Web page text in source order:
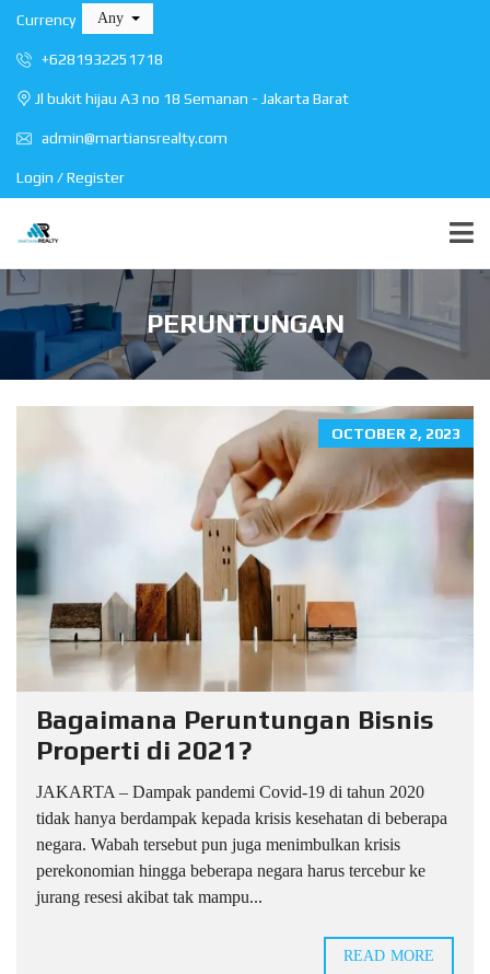
Currency Any
+6281932251718
Jl bukit hijau A3 no 18 Semanan - Jakarta Barat
admin@martiansrealty.com
Login / Register
PERUNTUNGAN
OCTOBER 2, 2023
Bagaimana Peruntungan Bisnis
Properti di 2021?
JAKARTA – Dampak pandemi Covid-19 di tahun 2020
tidak hanya berdampak kepada krisis kesehatan di beberapa
negara. Wabah tersebut pun juga menimbulkan krisis
perekonomian hingga beberapa negara harus tercebur ke
jurang resesi akibat tak mampu...
READ MORE